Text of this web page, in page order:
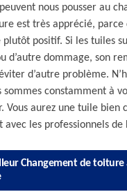
nous pousser au
est très apprécié, parce
positif. Si les tuiles
d’autre dommage, son
d’autre problème.
sommes constamment à
Vous aurez une tuile bien
avec les professionnels de
Changement de toiture